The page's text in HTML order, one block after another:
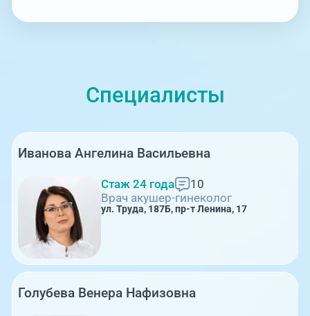
Специалисты
Иванова Ангелина Васильевна
Стаж 24 года
10
Врач акушер-гинеколог
ул. Труда, 187Б, пр-т Ленина, 17
Голубева Венера Нафизовна